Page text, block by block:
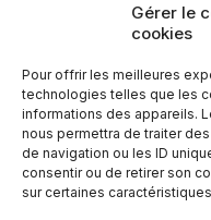
Gérer le
cookies
Pour offrir les meilleures
technologies telles que les
informations des appareils.
nous permettra de traiter
de navigation ou les ID
consentir ou de retirer son
sur certaines
e de
conduite
plus sûre
et plus
agréable.